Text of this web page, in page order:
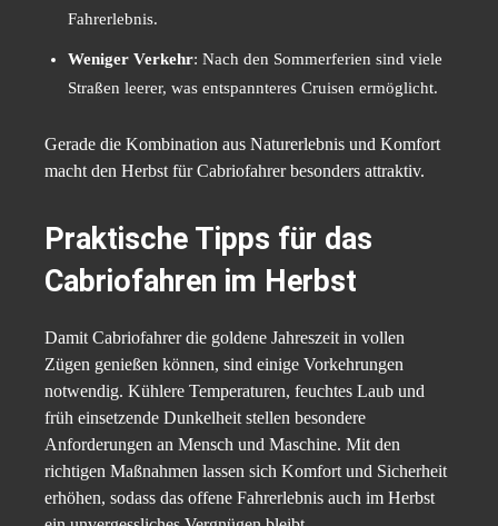
Fahrerlebnis.
Weniger Verkehr: Nach den Sommerferien sind viele
Straßen leerer, was entspannteres Cruisen ermöglicht.
Gerade die Kombination aus Naturerlebnis und Komfort
macht den Herbst für Cabriofahrer besonders attraktiv.
Praktische Tipps für das
Cabriofahren im Herbst
Damit Cabriofahrer die goldene Jahreszeit in vollen
Zügen genießen können, sind einige Vorkehrungen
notwendig. Kühlere Temperaturen, feuchtes Laub und
früh einsetzende Dunkelheit stellen besondere
Anforderungen an Mensch und Maschine. Mit den
richtigen Maßnahmen lassen sich Komfort und Sicherheit
erhöhen, sodass das offene Fahrerlebnis auch im Herbst